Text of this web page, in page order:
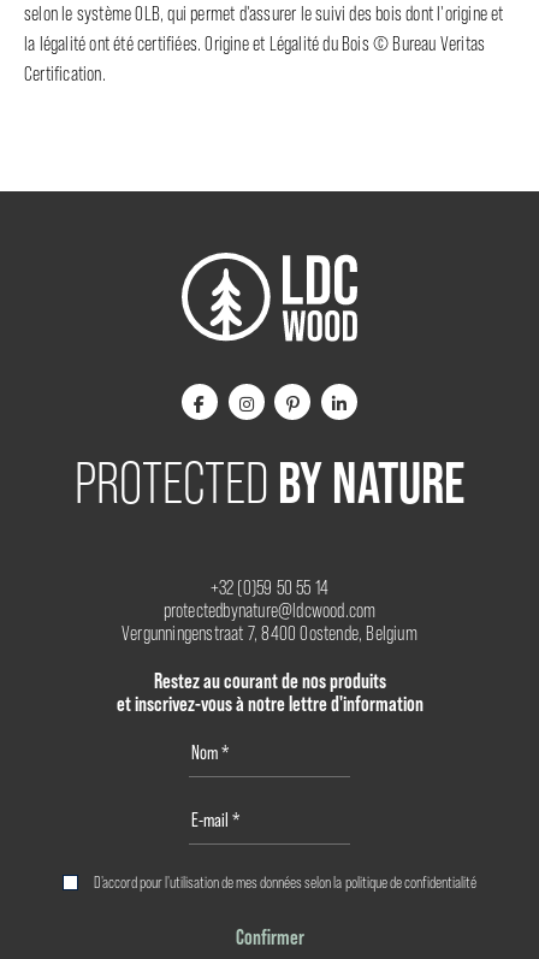
selon le système OLB, qui permet d'assurer le suivi des bois dont l'origine et
la légalité ont été certifiées. Origine et Légalité du Bois © Bureau Veritas
Certification.
PROTECTED BY NATURE
+32 (0)59 50 55 14
protectedbynature@ldcwood.com
Vergunningenstraat 7, 8400 Oostende, Belgium
Restez au courant de nos produits
et inscrivez-vous à notre lettre d'information
D'accord pour l'utilisation de mes données selon lapolitique de confidentialité
Confirmer